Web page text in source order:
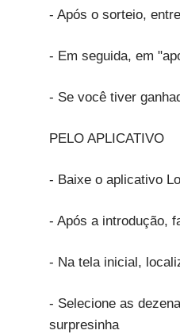
- Após o sorteio,
- Em seguida, em
- Se você tiver
PELO APLICATIVO
- Baixe o aplicativo
- Após a introdução,
- Na tela inicial,
- Selecione as
surpresinha